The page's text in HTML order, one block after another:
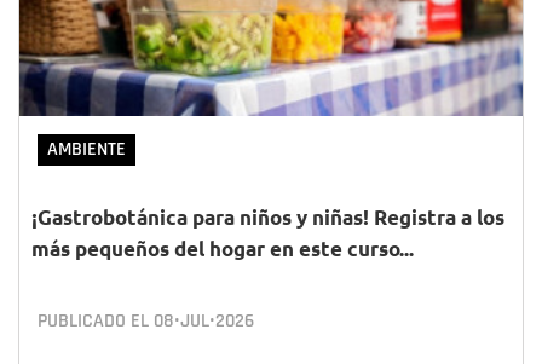
AMBIENTE
¡Gastrobotánica para niños y niñas! Registra a los
más pequeños del hogar en este curso...
PUBLICADO EL 08•JUL•2026